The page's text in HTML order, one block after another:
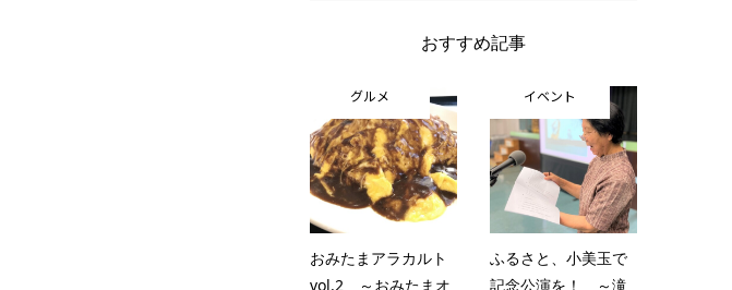
おすすめ記事
グルメ
おみたまアラカルト
vol.2 ～おみたまオ
イベント
ふるさと、小美玉で
記念公演を！ ～滝